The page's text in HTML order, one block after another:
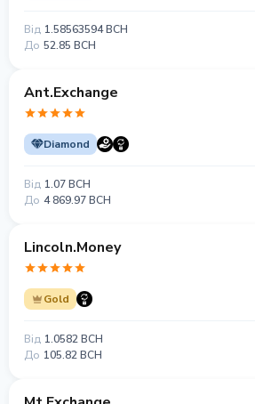
Від 1.58563594 BCH
До 52.85 BCH
Ant.Exchange
Diamond
Від 1.07 BCH
До 4 869.97 BCH
Lincoln.Money
Gold
Від 1.0582 BCH
До 105.82 BCH